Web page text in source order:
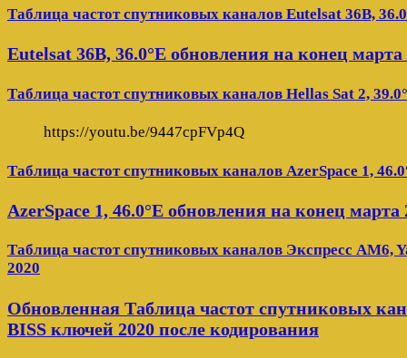
Таблица частот спутниковых каналов Eutelsat 36B,
Eutelsat 36B, 36.0°E обновления на конец марта
Таблица частот спутниковых каналов Hellas Sat 2,
https://youtu.be/9447cpFVp4Q
Таблица частот спутниковых каналов AzerSpace 1,
AzerSpace 1, 46.0°E обновления на конец марта
Таблица частот спутниковых каналов Экспресс AM6,
2020
Обновленная Таблица частот спутниковых
BISS ключей 2020 после кодирования